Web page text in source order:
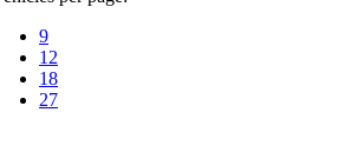
9
12
18
27